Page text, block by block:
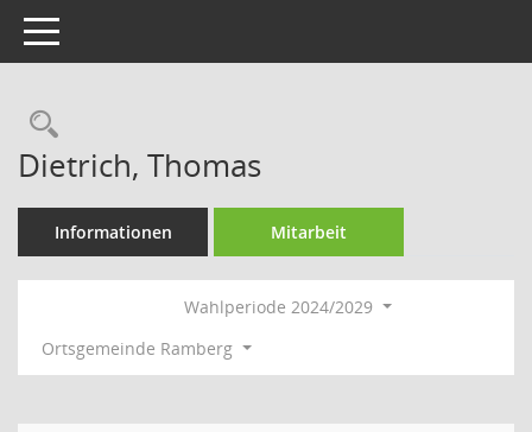
Toggle navigation
Rechercheauswahl
Dietrich, Thomas
Informationen Mitarbeit
Wahlperiode 2024/2029
Ortsgemeinde Ramberg